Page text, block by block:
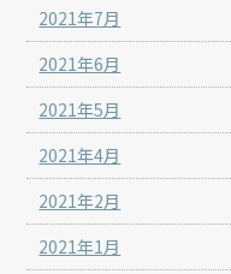
2021年7月
2021年6月
2021年5月
2021年4月
2021年2月
2021年1月